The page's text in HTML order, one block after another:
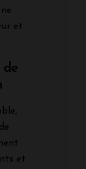
et
de
et